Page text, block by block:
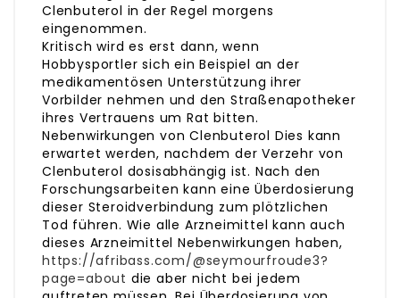
Clenbuterol in der Regel morgens
eingenommen.
Kritisch wird es erst dann, wenn
Hobbysportler sich ein Beispiel an der
medikamentösen Unterstützung ihrer
Vorbilder nehmen und den Straßenapotheker
ihres Vertrauens um Rat bitten.
Nebenwirkungen von Clenbuterol Dies kann
erwartet werden, nachdem der Verzehr von
Clenbuterol dosisabhängig ist. Nach den
Forschungsarbeiten kann eine Überdosierung
dieser Steroidverbindung zum plötzlichen
Tod führen. Wie alle Arzneimittel kann auch
dieses Arzneimittel Nebenwirkungen haben,
https://afribass.com/@seymourfroude3?
page=about die aber nicht bei jedem